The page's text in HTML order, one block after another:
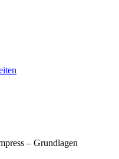
– Grundlagen